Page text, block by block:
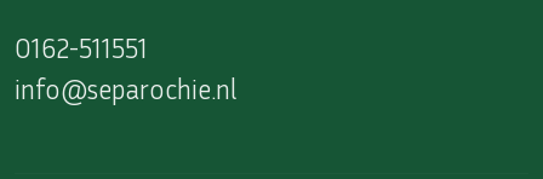
0162-511551
info@separochie.nl